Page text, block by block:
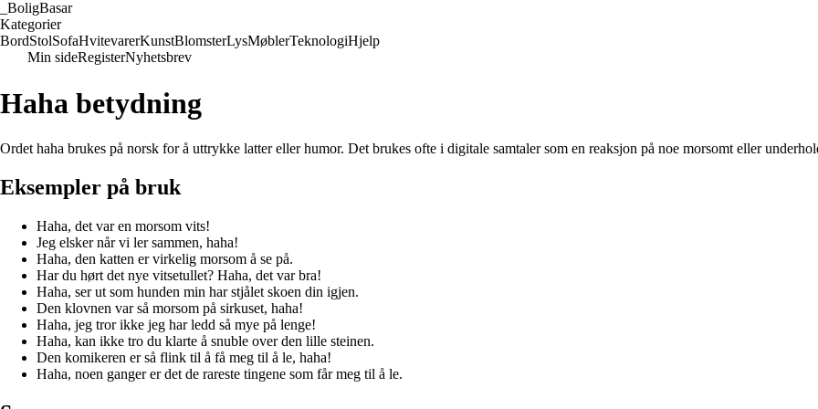
BoligBasar
Kategorier
BordStolSofaHvitevarerKunstBlomsterLysMøblerTeknologiHjelp
Min sideRegisterNyhetsbrev
Haha betydning
Ordet haha brukes på norsk for å uttrykke latter eller humor. Det brukes ofte i digitale samtaler som en reaksjon på noe morsomt eller
Eksempler på bruk
Haha, det var en morsom vits!
Jeg elsker når vi ler sammen, haha!
Haha, den katten er virkelig morsom å se på.
Har du hørt det nye vitsetullet? Haha, det var bra!
Haha, ser ut som hunden min har stjålet skoen din igjen.
Den klovnen var så morsom på sirkuset, haha!
Haha, jeg tror ikke jeg har ledd så mye på lenge!
Haha, kan ikke tro du klarte å snuble over den lille steinen.
Den komikeren er så flink til å få meg til å le, haha!
Haha, noen ganger er det de rareste tingene som får meg til å le.